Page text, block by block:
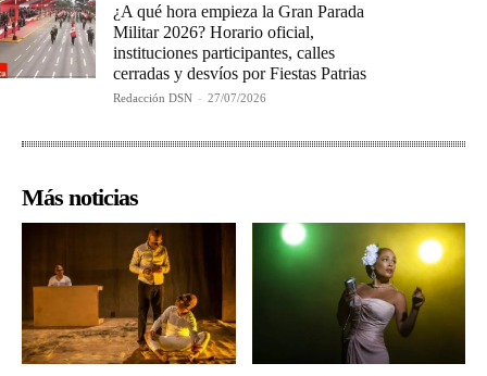
¿A qué hora empieza la Gran Parada
Militar 2026? Horario oficial,
instituciones participantes, calles
cerradas y desvíos por Fiestas Patrias
Redacción DSN - 27/07/2026
Más noticias